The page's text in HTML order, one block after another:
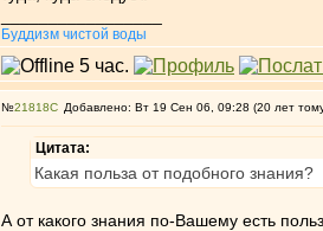
Буддизм чистой воды
№21818 Добавлено: Вт 19 Сен 06, 09:28 (20 лет
Цитата:
Какая польза от подобного знания?
А от какого знания по-Вашему есть